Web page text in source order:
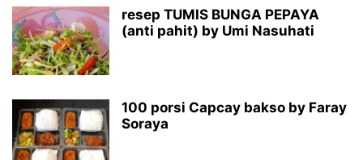
resep TUMIS BUNGA PEPAYA
(anti pahit) by Umi Nasuhati
100 porsi Capcay bakso by Faray
Soraya